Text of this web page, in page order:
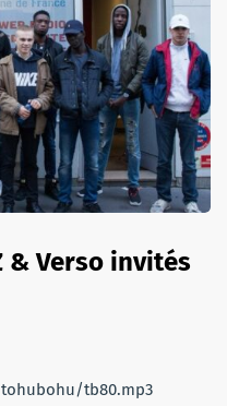
& Verso invités
tb80.mp3